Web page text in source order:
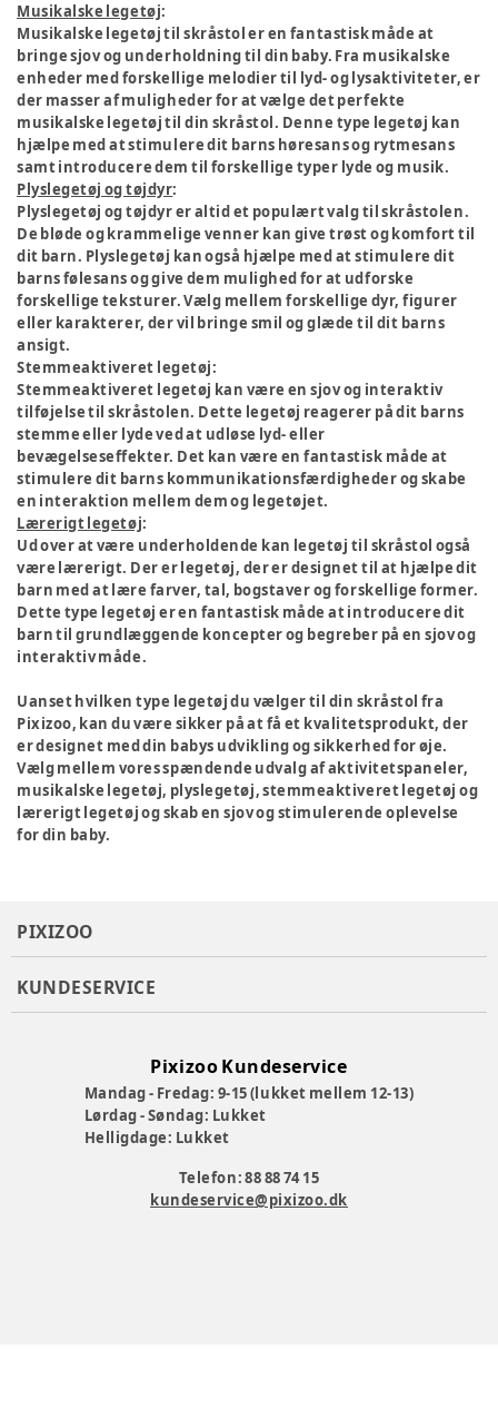
Musikalske legetøj:
Musikalske legetøj til skråstol er en fantastisk måde at
bringe sjov og underholdning til din baby. Fra musikalske
enheder med forskellige melodier til lyd- og lysaktiviteter, er
der masser af muligheder for at vælge det perfekte
musikalske legetøj til din skråstol. Denne type legetøj kan
hjælpe med at stimulere dit barns høresans og rytmesans
samt introducere dem til forskellige typer lyde og musik.
Plyslegetøj og tøjdyr:
Plyslegetøj og tøjdyr er altid et populært valg til skråstolen.
De bløde og krammelige venner kan give trøst og komfort til
dit barn. Plyslegetøj kan også hjælpe med at stimulere dit
barns følesans og give dem mulighed for at udforske
forskellige teksturer. Vælg mellem forskellige dyr, figurer
eller karakterer, der vil bringe smil og glæde til dit barns
ansigt.
Stemmeaktiveret legetøj:
Stemmeaktiveret legetøj kan være en sjov og interaktiv
tilføjelse til skråstolen. Dette legetøj reagerer på dit barns
stemme eller lyde ved at udløse lyd- eller
bevægelseseffekter. Det kan være en fantastisk måde at
stimulere dit barns kommunikationsfærdigheder og skabe
en interaktion mellem dem og legetøjet.
Lærerigt legetøj:
Ud over at være underholdende kan legetøj til skråstol også
være lærerigt. Der er legetøj, der er designet til at hjælpe dit
barn med at lære farver, tal, bogstaver og forskellige former.
Dette type legetøj er en fantastisk måde at introducere dit
barn til grundlæggende koncepter og begreber på en sjov og
interaktiv måde.
Uanset hvilken type legetøj du vælger til din skråstol fra
Pixizoo, kan du være sikker på at få et kvalitetsprodukt, der
er designet med din babys udvikling og sikkerhed for øje.
Vælg mellem vores spændende udvalg af aktivitetspaneler,
musikalske legetøj, plyslegetøj, stemmeaktiveret legetøj og
lærerigt legetøj og skab en sjov og stimulerende oplevelse
for din baby.
PIXIZOO
KUNDESERVICE
Pixizoo Kundeservice
Mandag - Fredag: 9-15 (lukket mellem 12-13)
Lørdag - Søndag: Lukket
Helligdage: Lukket
Telefon: 88 88 74 15
kundeservice@pixizoo.dk